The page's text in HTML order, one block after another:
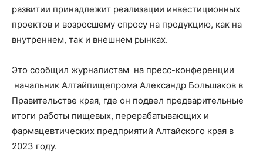
развитии принадлежит реализации инвестиционных
проектов и возросшему спросу на продукцию, как на
внутреннем, так и внешнем рынках.
Это сообщил журналистам на пресс-конференции
начальник Алтайпищепрома Александр Большаков в
Правительстве края, где он подвел предварительные
итоги работы пищевых, перерабатывающих и
фармацевтических предприятий Алтайского края в
2023 году.